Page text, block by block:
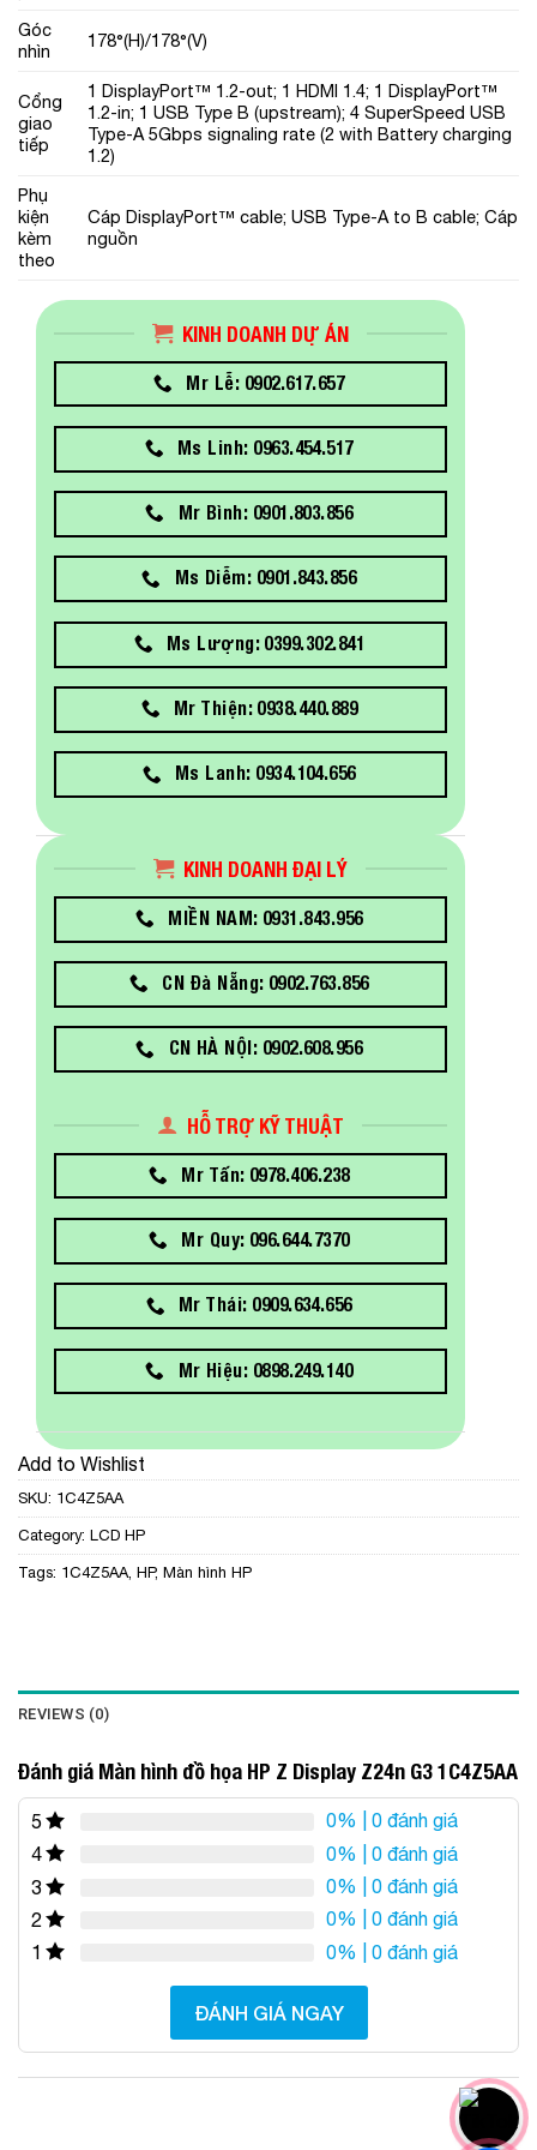
Góc
nhìn
178°(H)/178°(V)
Cổng
giao
tiếp
1 DisplayPort™ 1.2-out; 1 HDMI 1.4; 1 DisplayPort™
1.2-in; 1 USB Type B (upstream); 4 SuperSpeed USB
Type-A 5Gbps signaling rate (2 with Battery charging
1.2)
Phụ
kiện
kèm
theo
Cáp DisplayPort™ cable; USB Type-A to B cable; Cáp
nguồn
KINH DOANH DỰ ÁN
Mr Lễ: 0902.617.657
Ms Linh: 0963.454.517
Mr Bình: 0901.803.856
Ms Diễm: 0901.843.856
Ms Lượng: 0399.302.841
Mr Thiện: 0938.440.889
Ms Lanh: 0934.104.656
KINH DOANH ĐẠI LÝ
MIỀN NAM: 0931.843.956
CN Đà Nẵng: 0902.763.856
CN HÀ NỘI: 0902.608.956
HỖ TRỢ KỸ THUẬT
Mr Tấn: 0978.406.238
Mr Quy: 096.644.7370
Mr Thái: 0909.634.656
Mr Hiệu: 0898.249.140
Add to Wishlist
SKU: 1C4Z5AA
Category: LCD HP
Tags: 1C4Z5AA HP, Màn hình HP
REVIEWS (0)
Đánh giá Màn hình đồ họa HP Z Display Z24n G3 1C4Z5AA
5 0% | 0 đánh giá
4
0% | 0 đánh giá
3
0% | 0 đánh giá
2
0% | 0 đánh giá
1
0% | 0 đánh giá
ĐÁNH GIÁ NGAY